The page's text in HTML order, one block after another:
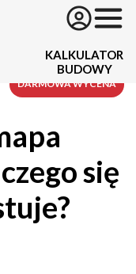
KALKULATOR
BUDOWY
się
DARMOWA WYCENA